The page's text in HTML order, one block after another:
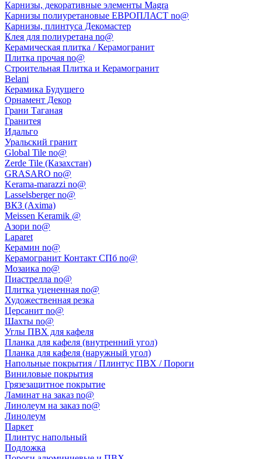
Карнизы, декоративные элементы Magra
Карнизы полиуретановые ЕВРОПЛАСТ no@
Карнизы, плинтуса Декомастер
Клея для полиуретана no@
Керамическая плитка / Керамогранит
Плитка прочая no@
Строительная Плитка и Керамогранит
Belani
Керамика Будущего
Орнамент Декор
Грани Таганая
Гранитея
Идальго
Уральский гранит
Global Tile no@
Zerde Tile (Казахстан)
GRASARO no@
Kerama-marazzi no@
Lasselsberger no@
ВКЗ (Axima)
Meissen Keramik @
Азори no@
Laparet
Керамин no@
Керамогранит Контакт СПб no@
Мозаика no@
Пиастрелла no@
Плитка уцененная no@
Художественная резка
Церсанит no@
Шахты no@
Углы ПВХ для кафеля
Планка для кафеля (внутренний угол)
Планка для кафеля (наружный угол)
Напольные покрытия / Плинтус ПВХ / Пороги
Виниловые покрытия
Грязезащитное покрытие
Ламинат на заказ no@
Линолеум на заказ no@
Линолеум
Паркет
Плинтус напольный
Подложка